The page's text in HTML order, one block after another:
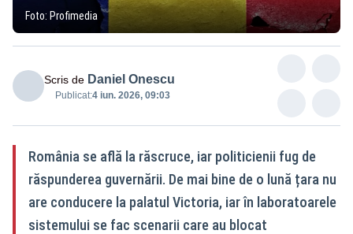
Foto: Profimedia
Scris de Daniel Onescu
Publicat:4 iun. 2026, 09:03
România se află la răscruce, iar politicienii fug de
răspunderea guvernării. De mai bine de o lună țara nu
are conducere la palatul Victoria, iar în laboratoarele
sistemului se fac scenarii care au blocat